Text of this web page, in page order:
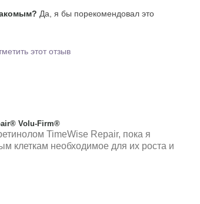
Да, я бы порекомендовал это
этот отзыв
Volu-Firm®
TimeWise Repair, пока я
клеткам необходимое для их роста и